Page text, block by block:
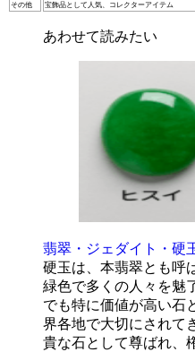
その他
宝飾品として人気、コレクターアイテム
あわせて読みたい
翡翠・ジェダイト・硬
硬玉は、本翡翠とも呼
緑色で多くの人々を魅
でも特に価値が高い石
界各地で大切にされて
貴な石として尊ばれ、